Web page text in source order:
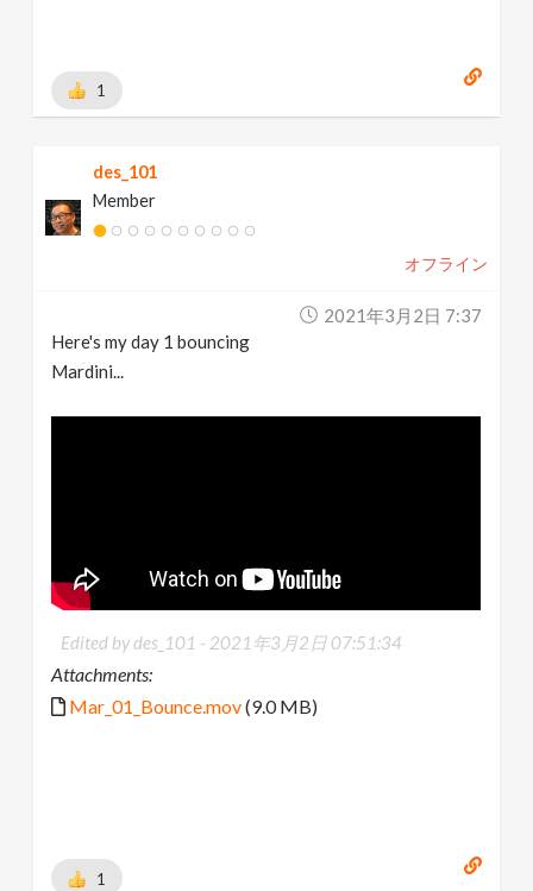
1
des_101
Member
オフライン
2021年3月2日 7:37
Here's my day 1 bouncing
Mardini...
Edited by des_101 - 2021年3月2日 07:51:34
Attachments:
Mar_01_Bounce.mov(9.0 MB)
1